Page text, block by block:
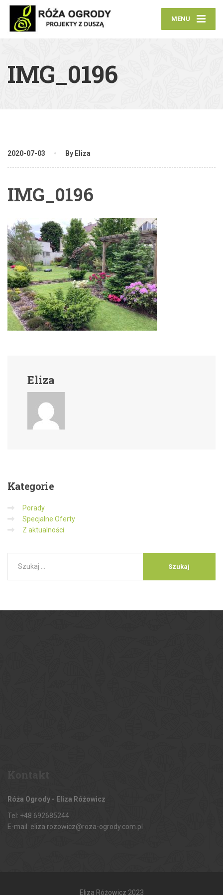
MENU
IMG_0196
2020-07-03 By Eliza
IMG_0196
Eliza
Kategorie
Porady
Specjalne Oferty
Z aktualności
Róża Ogrody - Eliza Różowicz
Tel: +48 692685244
E-mail: eliza.rozowicz@roza-ogrody.com.pl
Eliza Różowicz 2023